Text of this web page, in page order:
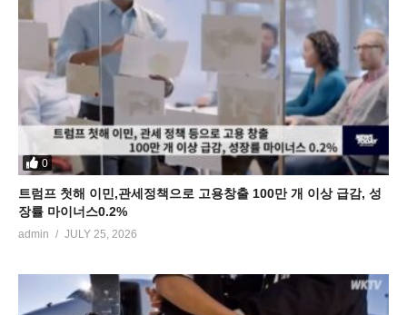
0
트럼프 첫해 이민,관세정책으로 고용창출 100만 개 이상 급감, 성
장률 마이너스0.2%
admin JULY 25, 2026